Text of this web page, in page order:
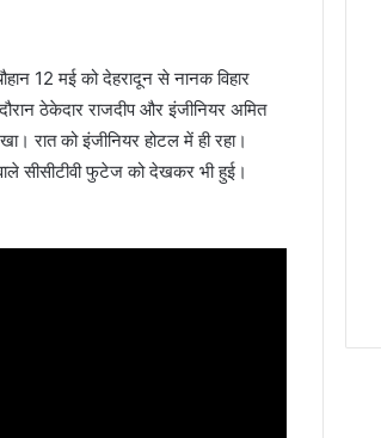
12 मई को देहरादून से नानक विहार
ठेकेदार राजदीप और इंजीनियर अमित
रात को इंजीनियर होटल में ही रहा।
सीसीटीवी फुटेज को देखकर भी हुई।